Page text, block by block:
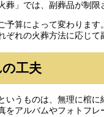
葬」では、副葬品が制
予算によって変わりま
ぞれの火葬方法に応じ
工夫
いうものは、無理に棺
をアルバムやフォトフ